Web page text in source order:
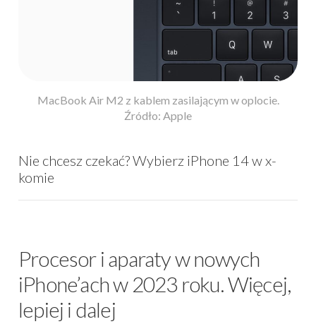
MacBook Air M2 z kablem zasilającym w oplocie.
Źródło: Apple
Nie chcesz czekać? Wybierz iPhone 14 w x-
komie
Procesor i aparaty w nowych
iPhone’ach w 2023 roku. Więcej,
lepiej i dalej